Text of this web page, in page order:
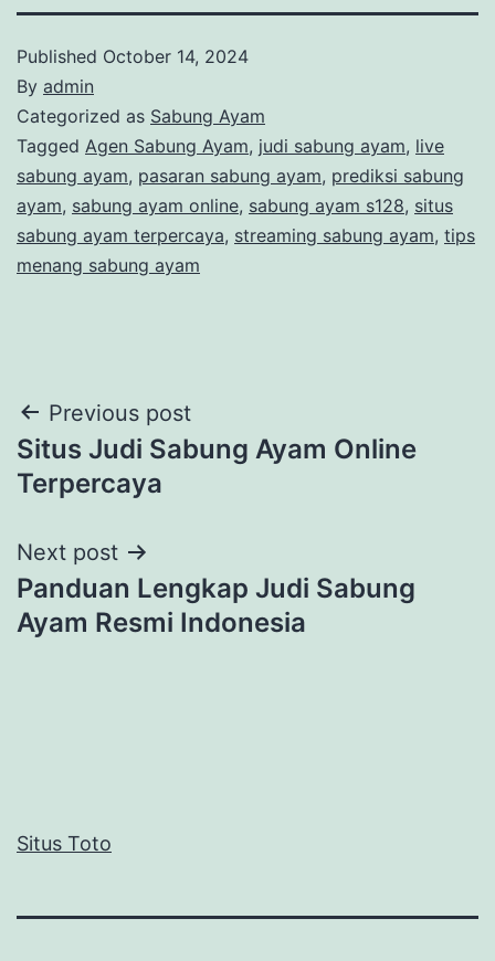
Published October 14, 2024
By admin
Categorized as Sabung Ayam
Tagged Agen Sabung Ayam, judi sabung ayam, live
sabung ayam, pasaran sabung ayam, prediksi sabung
ayam, sabung ayam online, sabung ayam s128, situs
sabung ayam terpercaya, streaming sabung ayam, tips
menang sabung ayam
Post
navigation
Previous post
Situs Judi Sabung Ayam Online
Terpercaya
Next post
Panduan Lengkap Judi Sabung
Ayam Resmi Indonesia
Situs Toto